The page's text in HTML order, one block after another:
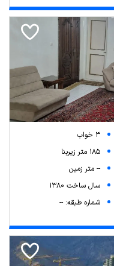
3 خواب
185 متر زیربنا
-- متر زمین
سال ساخت 1380
شماره طبقه: --